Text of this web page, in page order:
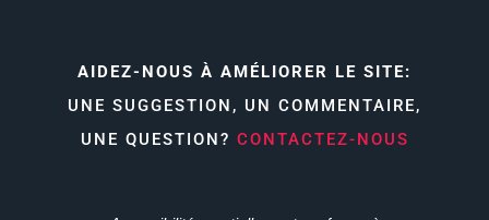
AIDEZ-NOUS À AMÉLIORER LE SITE:
UNE SUGGESTION, UN COMMENTAIRE,
UNE QUESTION? CONTACTEZ-NOUS